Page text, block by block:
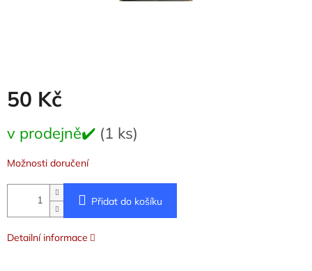
50 Kč
cena:
v prodejně✔️ (1 ks)
Možnosti doručení
Přidat do košíku
Detailní informace